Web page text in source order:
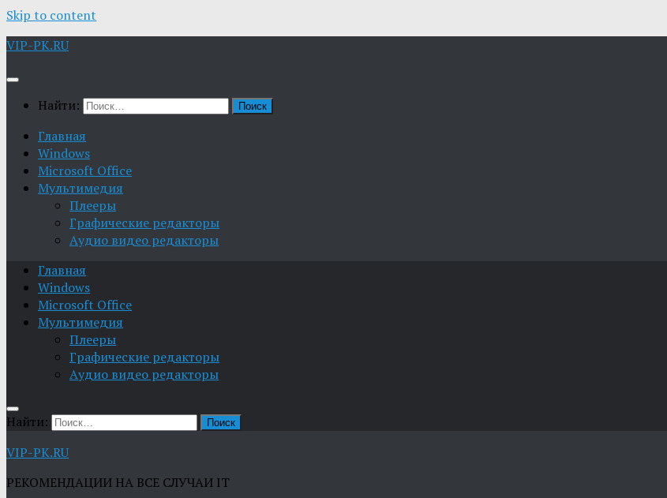
Skip to content
VIP-PK.RU
Найти:
Главная
Windows
Microsoft Office
Мультимедия
Плееры
Графические редакторы
Aудио видео редакторы
Главная
Windows
Microsoft Office
Мультимедия
Плееры
Графические редакторы
Aудио видео редакторы
Найти:
VIP-PK.RU
РЕКОМЕНДАЦИИ НА ВСЕ СЛУЧАИ IT